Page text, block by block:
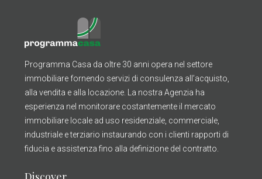
Programma Casa da oltre 30 anni opera nel settore
immobiliare fornendo servizi di consulenza all’acquisto,
alla vendita e alla locazione. La nostra Agenzia ha
esperienza nel monitorare costantemente il mercato
immobiliare locale ad uso residenziale, commerciale,
industriale e terziario instaurando con i clienti rapporti di
fiducia e assistenza fino alla definizione del contratto.